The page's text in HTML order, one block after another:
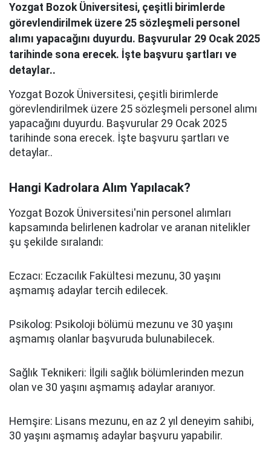
Yozgat Bozok Üniversitesi, çeşitli birimlerde
görevlendirilmek üzere 25 sözleşmeli personel
alımı yapacağını duyurdu. Başvurular 29 Ocak 2025
tarihinde sona erecek. İşte başvuru şartları ve
detaylar..
Yozgat Bozok Üniversitesi, çeşitli birimlerde
görevlendirilmek üzere 25 sözleşmeli personel alımı
yapacağını duyurdu. Başvurular 29 Ocak 2025
tarihinde sona erecek. İşte başvuru şartları ve
detaylar..
Hangi Kadrolara Alım Yapılacak?
Yozgat Bozok Üniversitesi'nin personel alımları
kapsamında belirlenen kadrolar ve aranan nitelikler
şu şekilde sıralandı:
Eczacı: Eczacılık Fakültesi mezunu, 30 yaşını
aşmamış adaylar tercih edilecek.
Psikolog: Psikoloji bölümü mezunu ve 30 yaşını
aşmamış olanlar başvuruda bulunabilecek.
Sağlık Teknikeri: İlgili sağlık bölümlerinden mezun
olan ve 30 yaşını aşmamış adaylar aranıyor.
Hemşire: Lisans mezunu, en az 2 yıl deneyim sahibi,
30 yaşını aşmamış adaylar başvuru yapabilir.